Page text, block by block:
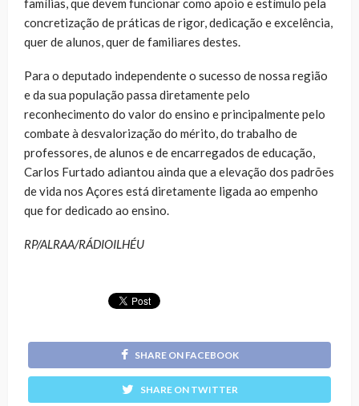
famílias, que devem funcionar como apoio e estímulo pela
concretização de práticas de rigor, dedicação e excelência,
quer de alunos, quer de familiares destes.
Para o deputado independente o sucesso de nossa região
e da sua população passa diretamente pelo
reconhecimento do valor do ensino e principalmente pelo
combate à desvalorização do mérito, do trabalho de
professores, de alunos e de encarregados de educação,
Carlos Furtado adiantou ainda que a elevação dos padrões
de vida nos Açores está diretamente ligada ao empenho
que for dedicado ao ensino.
RP/ALRAA/RÁDIOILHÉU
SHARE ON FACEBOOK
SHARE ON TWITTER